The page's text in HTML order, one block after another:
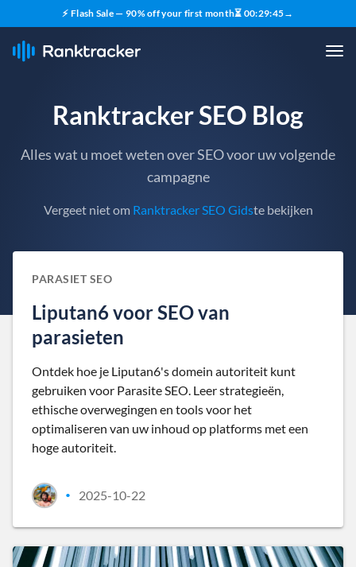
⚡ Flash Sale — 90% off your first month⏳ 00:29:44→
Ranktracker SEO Blog
Alles wat u moet weten over SEO voor uw volgende
campagne
Vergeet niet om Ranktracker SEO Gidste bekijken
PARASIET SEO
Liputan6 voor SEO van
parasieten
Ontdek hoe je Liputan6's domein autoriteit kunt
gebruiken voor Parasite SEO. Leer strategieën,
ethische overwegingen en tools voor het
optimaliseren van uw inhoud op platforms met een
hoge autoriteit.
• 2025-10-22